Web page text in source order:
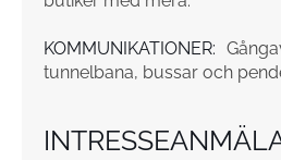
KOMMUNIKATIONER:
tunnelbana, bussar och